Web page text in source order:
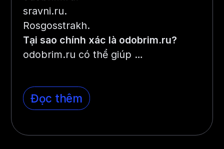
sravni.ru.
Rosgosstrakh.
Tại sao chính xác là odobrim.ru?
odobrim.ru có thể giúp …
Đọc thêm